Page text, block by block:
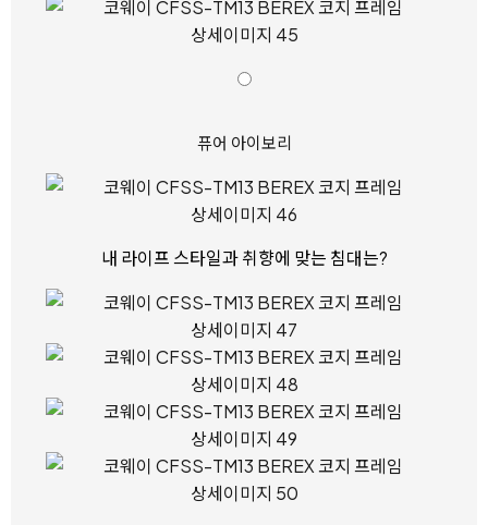
퓨어 아이보리
내 라이프 스타일과 취향에 맞는 침대는?